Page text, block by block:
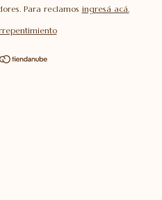
Para reclamos ingresá acá.